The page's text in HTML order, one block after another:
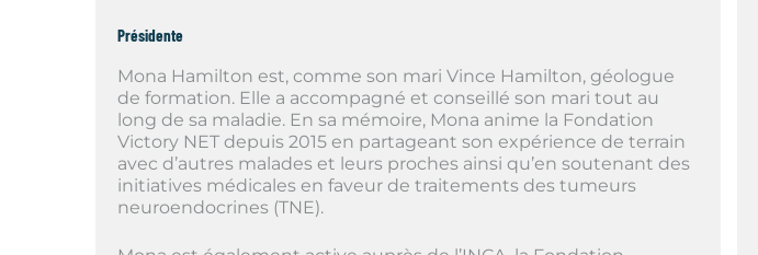
Présidente
Mona Hamilton est, comme son mari Vince Hamilton, géologue
de formation. Elle a accompagné et conseillé son mari tout au
long de sa maladie. En sa mémoire, Mona anime la Fondation
Victory NET depuis 2015 en partageant son expérience de terrain
avec d’autres malades et leurs proches ainsi qu’en soutenant des
initiatives médicales en faveur de traitements des tumeurs
neuroendocrines (TNE).